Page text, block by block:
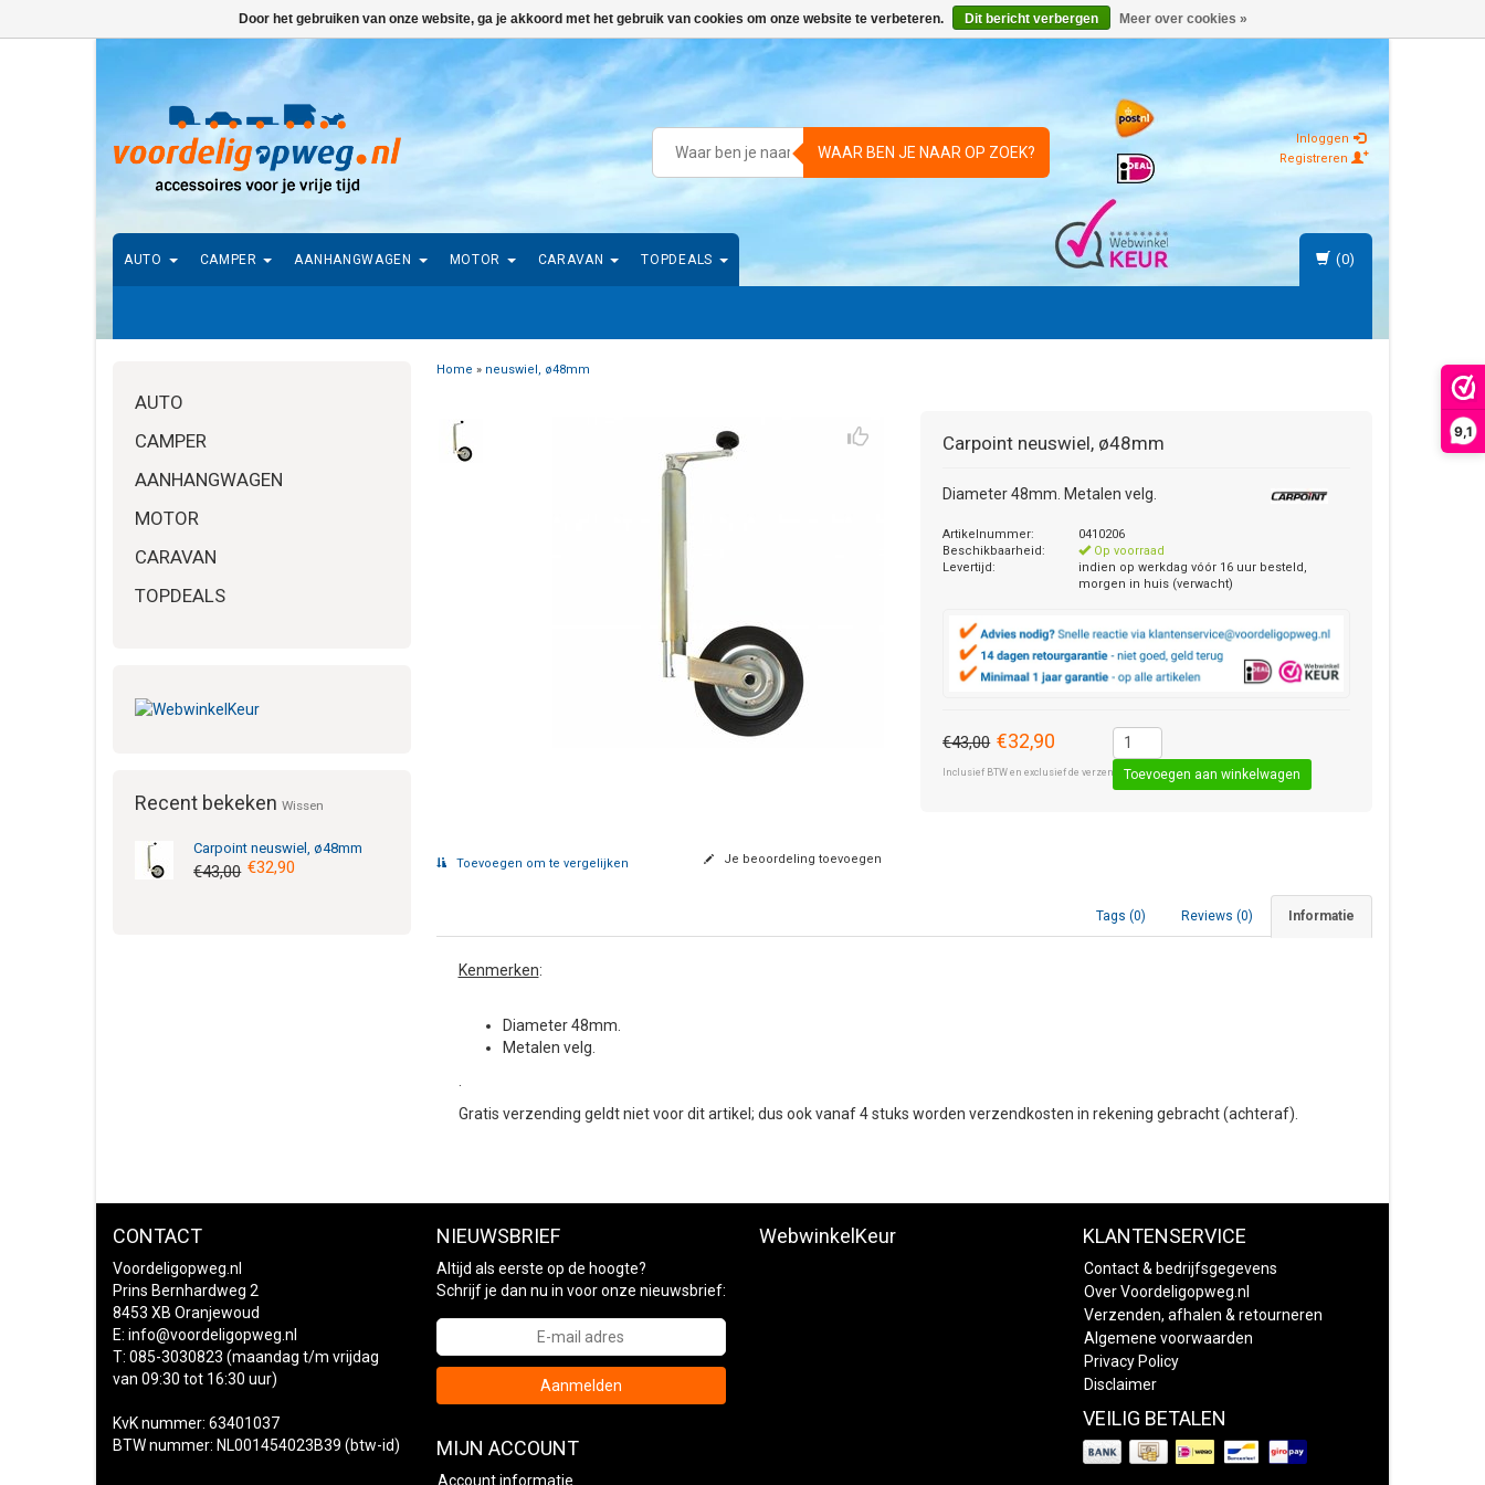
9,1
WAAR BEN JE NAAR OP ZOEK?
Inloggen
Registreren
AUTO CAMPER AANHANGWAGEN MOTOR CARAVAN TOPDEALS (0)
AUTO
CAMPER
AANHANGWAGEN
MOTOR
CARAVAN
TOPDEALS
Recent bekeken Wissen
Carpoint neuswiel, ø48mm
€43,00 €32,90
Home » neuswiel, ø48mm
Carpoint neuswiel, ø48mm
Diameter 48mm. Metalen velg.
Artikelnummer:
0410206
Beschikbaarheid:
Op voorraad
Levertijd:
indien op werkdag vóór 16 uur besteld,
morgen in huis (verwacht)
€43,00 €32,90
Inclusief BTW en exclusief de verzendkosten € 8,50 (standaard pakket).
Toevoegen om te vergelijken Je beoordeling toevoegen
Informatie
Reviews (0)
Tags (0)
Kenmerken:
Diameter 48mm.
Metalen velg.
Gratis verzending geldt niet voor dit artikel; dus ook vanaf 4 stuks worden verzendkosten in rekening gebracht (achteraf).
CONTACT
Voordeligopweg.nl
Prins Bernhardweg 2
8453 XB Oranjewoud
E: info@voordeligopweg.nl
T: 085-3030823 (maandag t/m vrijdag
van 09:30 tot 16:30 uur)
KvK nummer: 63401037
BTW nummer: NL001454023B39 (btw-id)
NIEUWSBRIEF
Altijd als eerste op de hoogte?
Schrijf je dan nu in voor onze nieuwsbrief:
Aanmelden
MIJN ACCOUNT
Account informatie
WebwinkelKeur KLANTENSERVICE
Contact & bedrijfsgegevens
Over Voordeligopweg.nl
Verzenden, afhalen & retourneren
Algemene voorwaarden
Privacy Policy
Disclaimer
VEILIG BETALEN
Door het gebruiken van onze website, ga je akkoord met het gebruik van cookies om onze website te verbeteren. Dit bericht verbergen Meer over cookies »